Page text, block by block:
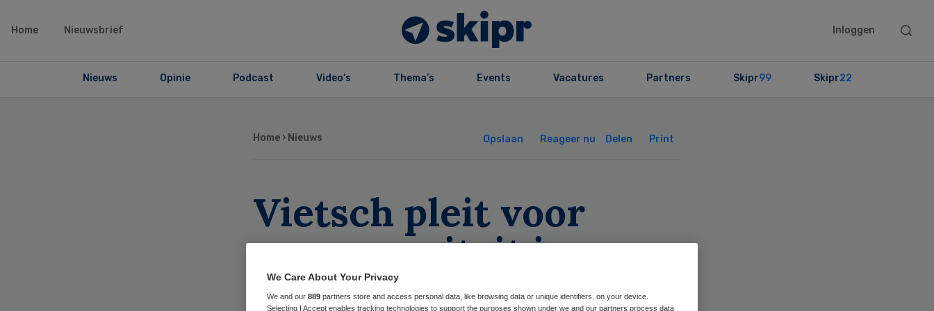
Home Nieuwsbrief Inloggen
Search
Nieuws Opinie Podcast Video’s Thema’s Events Vacatures Partners Skipr99 Skipr22
Home › Nieuws Opslaan Reageer nu Delen Print
Vietsch pleit voor
overcapaciteit in
verpleeghuizen
We Care About Your Privacy
We and our 889 partners store and access personal data, like browsing data or unique identifiers, on your device.
Selecting I Accept enables tracking technologies to support the purposes shown under we and our partners process data